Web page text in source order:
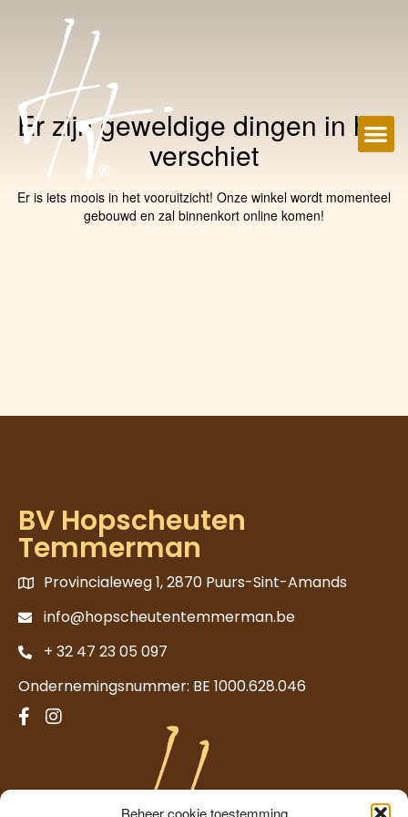
Beheer cookie toestemming
Er zijn geweldige dingen in het
verschiet
Er is iets moois in het vooruitzicht! Onze winkel wordt momenteel
gebouwd en zal binnenkort online komen!
BV Hopscheuten
Temmerman
Provincialeweg 1, 2870 Puurs-Sint-Amands
info@hopscheutentemmerman.be
+ 32 47 23 05 097
Ondernemingsnummer: BE 1000.628.046